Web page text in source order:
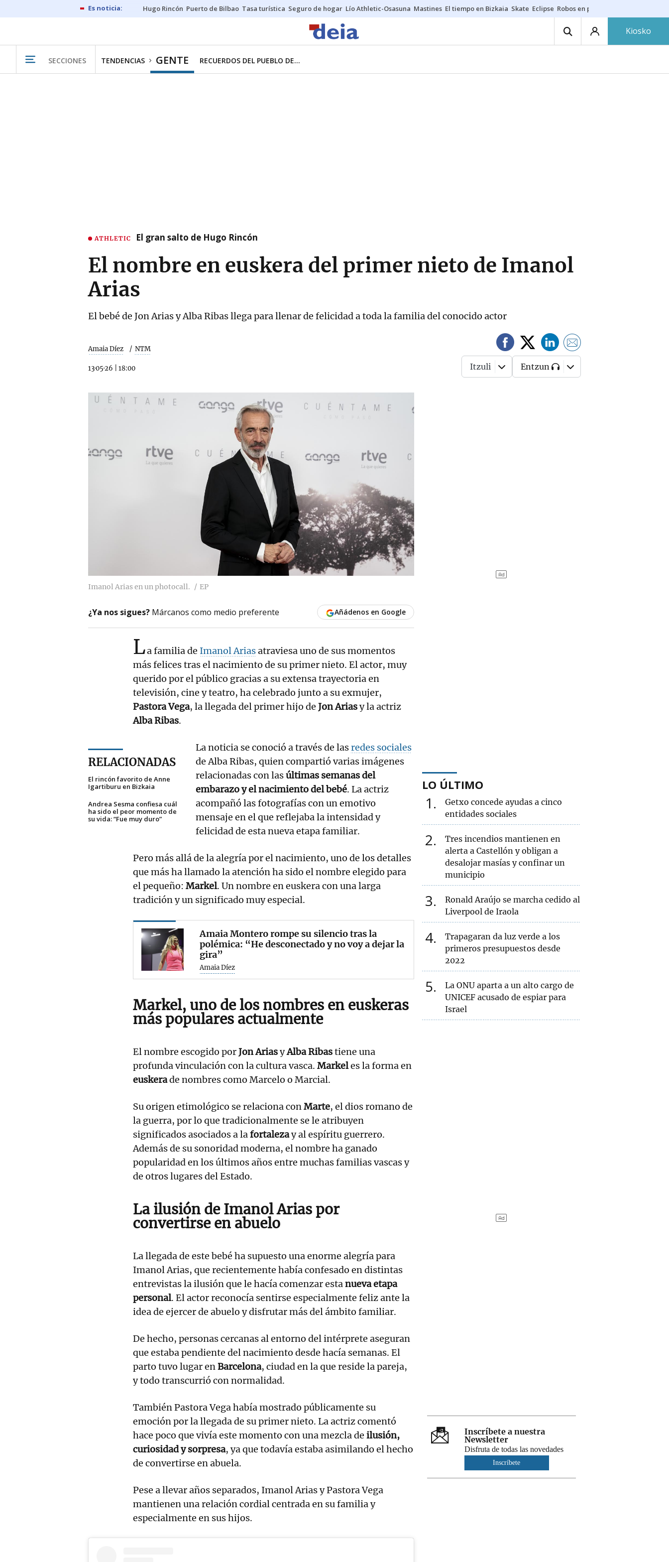
Hugo Rincón Puerto de Bilbao Tasa turística Seguro de hogar Lío Athletic-Osasuna Mastines El tiempo en Bizkaia Skate Eclipse Robos en playas
Kiosko
SECCIONES TENDENCIAS GENTE RECUERDOS DEL PUEBLO DE...
ATHLETIC El gran salto de Hugo Rincón
El nombre en euskera del primer nieto de Imanol
Arias
El bebé de Jon Arias y Alba Ribas llega para llenar de felicidad a toda la familia del conocido actor
Amaia Díez NTM
13·05·26 18:00 Itzuli Entzun
Imanol Arias en un photocall. EP
¿Ya nos sigues? Márcanos como medio preferente Añádenos en Google
La familia de Imanol Ariasatraviesa uno de sus momentos
más felices tras el nacimiento de su primer nieto. El actor, muy
querido por el público gracias a su extensa trayectoria en
televisión, cine y teatro, ha celebrado junto a su exmujer,
Pastora Vega, la llegada del primer hijo de Jon Ariasy la actriz
Alba Ribas.
RELACIONADAS
El rincón favorito de Anne
Igartiburu en Bizkaia
Andrea Sesma confiesa cuál
ha sido el peor momento de
su vida: “Fue muy duro”
La noticia se conoció a través de lasredes sociales
de Alba Ribas, quien compartió varias imágenes
relacionadas con lasúltimas semanas del
embarazo y el nacimiento del bebé. La actriz
acompañó las fotografías con un emotivo
mensaje en el que reflejaba la intensidad y
felicidad de esta nueva etapa familiar.
Pero más allá de la alegría por el nacimiento, uno de los detalles
que más ha llamado la atención ha sido el nombre elegido para
el pequeño: Markel. Un nombre en euskera con una larga
tradición y un significado muy especial.
Amaia Montero rompe su silencio tras la
polémica: “He desconectado y no voy a dejar la
gira”
Amaia Díez
Markel, uno de los nombres en euskeras
más populares actualmente
El nombre escogido porJon AriasyAlba Ribastiene una
profunda vinculación con la cultura vasca. Markeles la forma en
euskerade nombres como Marcelo o Marcial.
Su origen etimológico se relaciona conMarte, el dios romano de
la guerra, por lo que tradicionalmente se le atribuyen
significados asociados a lafortalezay al espíritu guerrero.
Además de su sonoridad moderna, el nombre ha ganado
popularidad en los últimos años entre muchas familias vascas y
de otros lugares del Estado.
La ilusión de Imanol Arias por
convertirse en abuelo
La llegada de este bebé ha supuesto una enorme alegría para
Imanol Arias, que recientemente había confesado en distintas
entrevistas la ilusión que le hacía comenzar estanueva etapa
personal. El actor reconocía sentirse especialmente feliz ante la
idea de ejercer de abuelo y disfrutar más del ámbito familiar.
De hecho, personas cercanas al entorno del intérprete aseguran
que estaba pendiente del nacimiento desde hacía semanas. El
parto tuvo lugar enBarcelona, ciudad en la que reside la pareja,
y todo transcurrió con normalidad.
También Pastora Vega había mostrado públicamente su
emoción por la llegada de su primer nieto. La actriz comentó
hace poco que vivía este momento con una mezcla de ilusión,
curiosidad y sorpresa, ya que todavía estaba asimilando el hecho
de convertirse en abuela.
Pese a llevar años separados, Imanol Arias y Pastora Vega
mantienen una relación cordial centrada en su familia y
especialmente en sus hijos.
LO ÚLTIMO
1
Getxo concede ayudas a cinco
entidades sociales
2
Tres incendios mantienen en
alerta a Castellón y obligan a
desalojar masías y confinar un
municipio
3
Ronald Araújo se marcha cedido al
Liverpool de Iraola
4
Trapagaran da luz verde a los
primeros presupuestos desde
2022
5
La ONU aparta a un alto cargo de
UNICEF acusado de espiar para
Israel
Inscríbete a nuestra
Newsletter
Disfruta de todas las novedades
Inscríbete